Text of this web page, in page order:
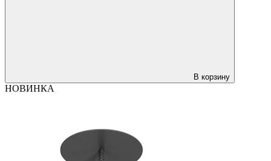
В корзину
НОВИНКА